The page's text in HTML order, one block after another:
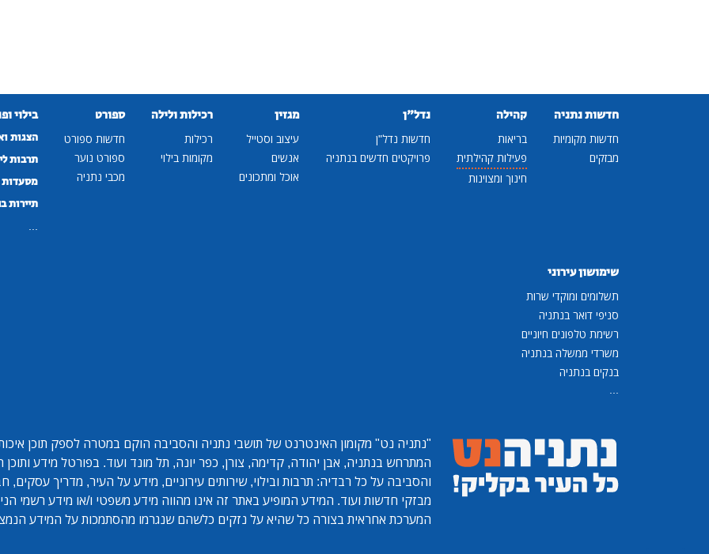
חדשות נתניה
חדשות מקומיות
מבזקים
קהילה
בריאות
פעילות קהילתית
חינוך ומצוינות
נדל"ן
חדשות נדל"ן
פרויקטים חדשים בנתניה
מגזין
עיצוב וסטייל
אנשים
אוכל ומתכונים
רכילות ולילה
רכילות
מקומות בילוי
ספורט
חדשות ספורט
ספורט נוער
מכבי נתניה
בילוי
הצגות
תרבות
מסעדות
תיירות
...
שימושון עירוני
תשלומים ומוקדי שרות
סניפי דואר בנתניה
רשימת טלפונים חיוניים
משרדי ממשלה בנתניה
בנקים בנתניה
...
"נתניה נט" מקומון האינטרנט של תושבי נתניה והסביבה הוקם במטרה לספק תוכן
המתרחש בנתניה, אבן יהודה, קדימה, צורן, כפר יונה, תל מונד ועוד. בפורטל מידע
והסביבה על כל רבדיה: תרבות ובילוי, שירותים עירוניים, מידע על העיר, מדריך עסקים,
מבזקי חדשות ועוד. המידע המופיע באתר זה אינו מהווה מידע משפטי ו/או מידע רשמי
המערכת אחראית בצורה כל שהיא על נזקים כלשהם שנגרמו מהסתמכות על המידע